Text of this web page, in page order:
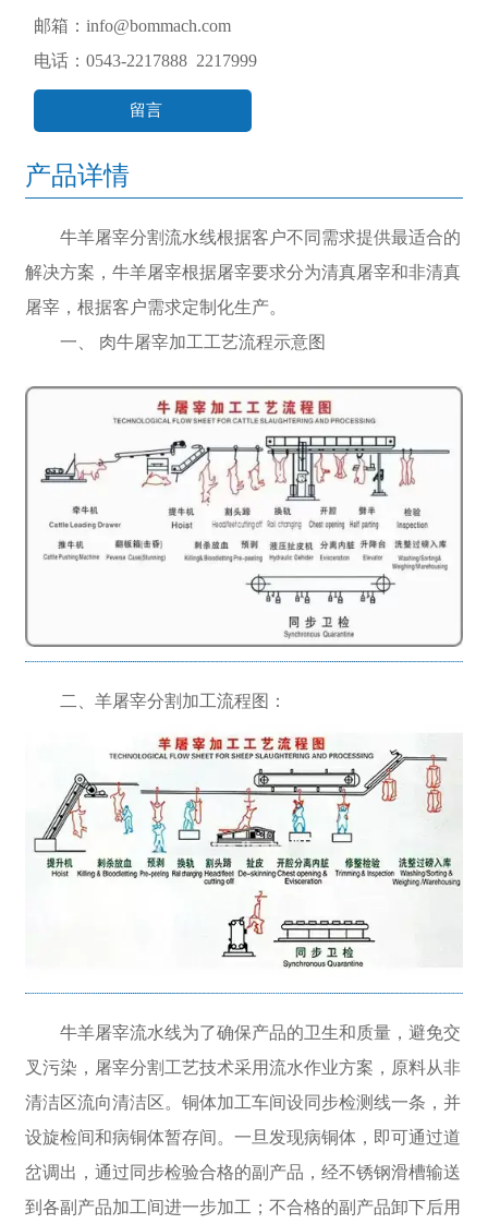
邮箱：info@bommach.com
电话：0543-2217888 2217999
留言
产品详情
牛羊屠宰分割流水线根据客户不同需求提供最适合的
解决方案，牛羊屠宰根据屠宰要求分为清真屠宰和非清真
屠宰，根据客户需求定制化生产。
一、 肉牛屠宰加工工艺流程示意图
二、羊屠宰分割加工流程图：
牛羊屠宰流水线为了确保产品的卫生和质量，避免交
叉污染，屠宰分割工艺技术采用流水作业方案，原料从非
清洁区流向清洁区。铜体加工车间设同步检测线一条，并
设旋检间和病铜体暂存间。一旦发现病铜体，即可通过道
岔调出，通过同步检验合格的副产品，经不锈钢滑槽输送
到各副产品加工间进一步加工；不合格的副产品卸下后用